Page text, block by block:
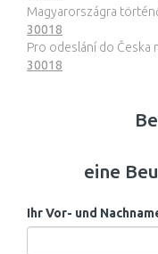
Magyarországra
30018
Pro odeslání do Česka
30018
eine
Ihr Vor- und